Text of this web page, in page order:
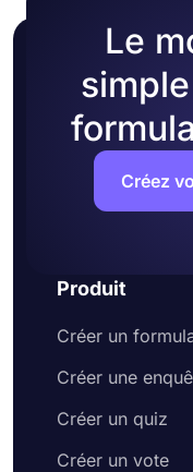
Le
Créez
Produit
Créer un
Créer une
Créer un quiz
Créer un vote